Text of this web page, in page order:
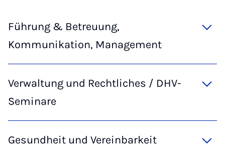
Führung & Betreuung,
Kommunikation, Management
Verwaltung und Rechtliches / DHV-
Seminare
Gesundheit und Vereinbarkeit